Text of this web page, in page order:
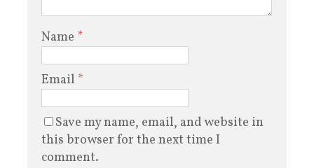
Name *
Email *
Save my name, email, and website in
this browser for the next time I
comment.